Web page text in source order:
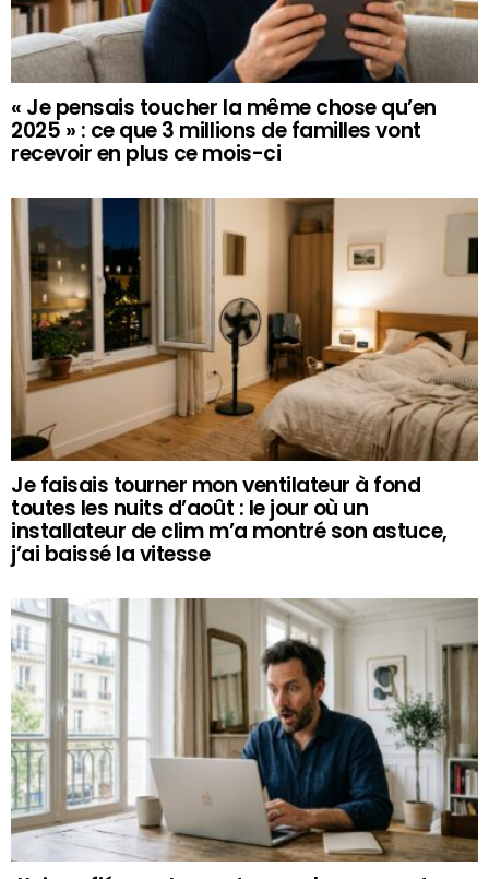
« Je pensais toucher la même chose qu’en
2025 » : ce que 3 millions de familles vont
recevoir en plus ce mois-ci
Je faisais tourner mon ventilateur à fond
toutes les nuits d’août : le jour où un
installateur de clim m’a montré son astuce,
j’ai baissé la vitesse